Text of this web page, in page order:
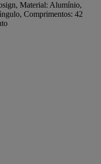
Material: Alumínio,
Comprimentos: 42